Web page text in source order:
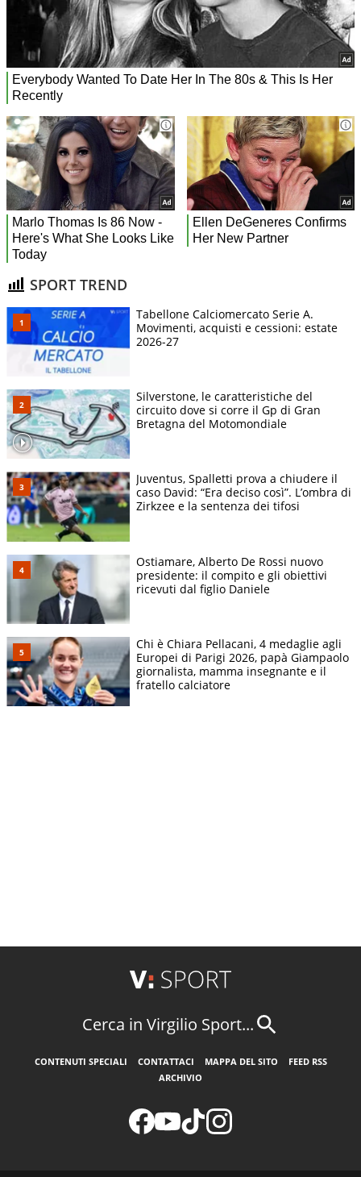
SPORT TREND
Tabellone Calciomercato Serie A.
Movimenti, acquisti e cessioni: estate
2026-27
Silverstone, le caratteristiche del
circuito dove si corre il Gp di Gran
Bretagna del Motomondiale
Juventus, Spalletti prova a chiudere il
caso David: “Era deciso così”. L’ombra di
Zirkzee e la sentenza dei tifosi
Ostiamare, Alberto De Rossi nuovo
presidente: il compito e gli obiettivi
ricevuti dal figlio Daniele
Chi è Chiara Pellacani, 4 medaglie agli
Europei di Parigi 2026, papà Giampaolo
giornalista, mamma insegnante e il
fratello calciatore
Cerca in Virgilio Sport...
CONTENUTI SPECIALI CONTATTACI MAPPA DEL SITO
FEED RSS
ARCHIVIO